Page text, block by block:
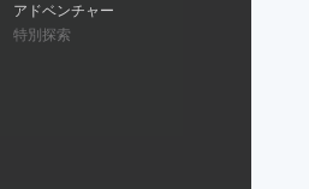
アドベンチャー
特別探索